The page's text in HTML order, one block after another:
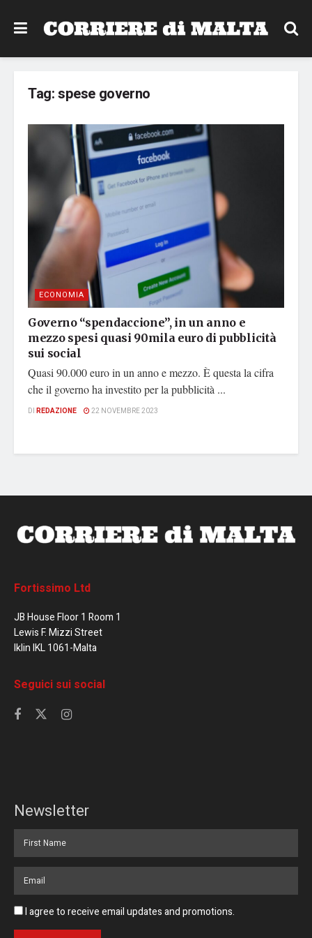
Tag:spese governo
ECONOMIA
Governo “spendaccione”, in un anno e
mezzo spesi quasi 90mila euro di pubblicità
sui social
Quasi 90.000 euro in un anno e mezzo. È questa la cifra
che il governo ha investito per la pubblicità ...
DI REDAZIONE 22 NOVEMBRE 2023
Fortissimo Ltd
JB House Floor 1 Room 1
Lewis F. Mizzi Street
Iklin IKL 1061-Malta
Seguici sui social
Newsletter
I agree to receive email updates and promotions.